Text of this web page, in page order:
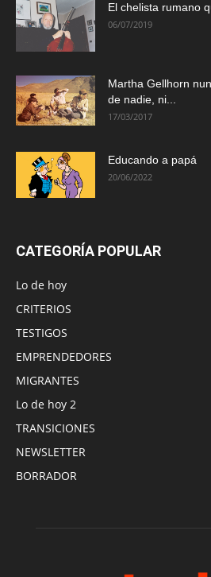
El chelista rumano
06/07/2019
Martha Gellhorn
de nadie, ni...
17/03/2017
Educando a papá
20/06/2022
CATEGORÍA POPULAR
Lo de hoy
CRITERIOS
TESTIGOS
EMPRENDEDORES
MIGRANTES
Lo de hoy 2
TRANSICIONES
NEWSLETTER
BORRADOR